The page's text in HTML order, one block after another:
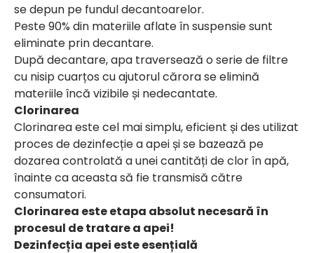
se depun pe fundul decantoarelor.
Peste 90% din materiile aflate în suspensie sunt
eliminate prin decantare.
După decantare, apa traversează o serie de filtre
cu nisip cuarțos cu ajutorul cărora se elimină
materiile încă vizibile și nedecantate.
Clorinarea
Clorinarea este cel mai simplu, eficient și des utilizat
proces de dezinfecție a apei și se bazează pe
dozarea controlată a unei cantități de clor în apă,
înainte ca aceasta să fie transmisă către
consumatori.
Clorinarea este etapa absolut necesară în
procesul de tratare a apei!
Dezinfecția apei este esențială